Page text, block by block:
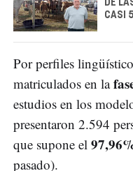
DE
CASI
Por perfiles
matriculados en la
estudios en los
presentaron 2.594
que supone el
pasado).